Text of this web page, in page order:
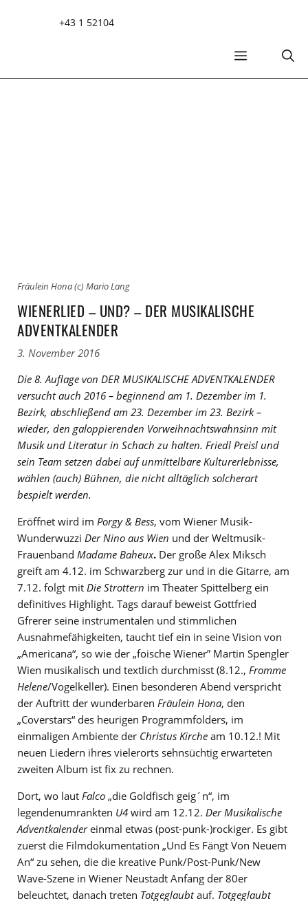
+43 1 52104
MENÜ
Fräulein Hona (c) Mario Lang
WIENERLIED – UND? – DER MUSIKALISCHE
ADVENTKALENDER
3. November 2016
Die 8. Auflage von DER MUSIKALISCHE ADVENTKALENDER
versucht auch 2016 – beginnend am 1. Dezember im 1.
Bezirk, abschließend am 23. Dezember im 23. Bezirk –
wieder, den galoppierenden Vorweihnachtswahnsinn mit
Musik und Literatur in Schach zu halten. Friedl Preisl und
sein Team setzen dabei auf unmittelbare Kulturerlebnisse,
wählen (auch) Bühnen, die nicht alltäglich solcherart
bespielt werden.
Eröffnet wird im Porgy & Bess, vom Wiener Musik-
Wunderwuzzi Der Nino aus Wien und der Weltmusik-
Frauenband Madame Baheux. Der große Alex Miksch
greift am 4.12. im Schwarzberg zur und in die Gitarre, am
7.12. folgt mit Die Strottern im Theater Spittelberg ein
definitives Highlight. Tags darauf beweist Gottfried
Gfrerer seine instrumentalen und stimmlichen
Ausnahmefähigkeiten, taucht tief ein in seine Vision von
„Americana“, so wie der „foische Wiener” Martin Spengler
Wien musikalisch und textlich durchmisst (8.12., Fromme
Helene/Vogelkeller). Einen besonderen Abend verspricht
der Auftritt der wunderbaren Fräulein Hona, den
„Coverstars“ des heurigen Programmfolders, im
einmaligen Ambiente der Christus Kirche am 10.12.! Mit
neuen Liedern ihres vielerorts sehnsüchtig erwarteten
zweiten Album ist fix zu rechnen.
Dort, wo laut Falco „die Goldfisch geig´n“, im
legendenumrankten U4 wird am 12.12. Der Musikalische
Adventkalendereinmal etwas (post-punk-)rockiger. Es gibt
zuerst die Filmdokumentation „Und Es Fängt Von Neuem
An“ zu sehen, die die kreative Punk/Post-Punk/New
Wave-Szene in Wiener Neustadt Anfang der 80er
beleuchtet, danach treten Totgeglaubtauf. Totgeglaubt